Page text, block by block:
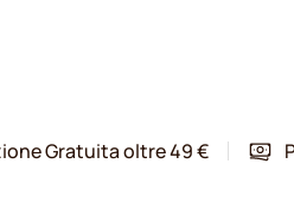
Gratuita oltre 49 €